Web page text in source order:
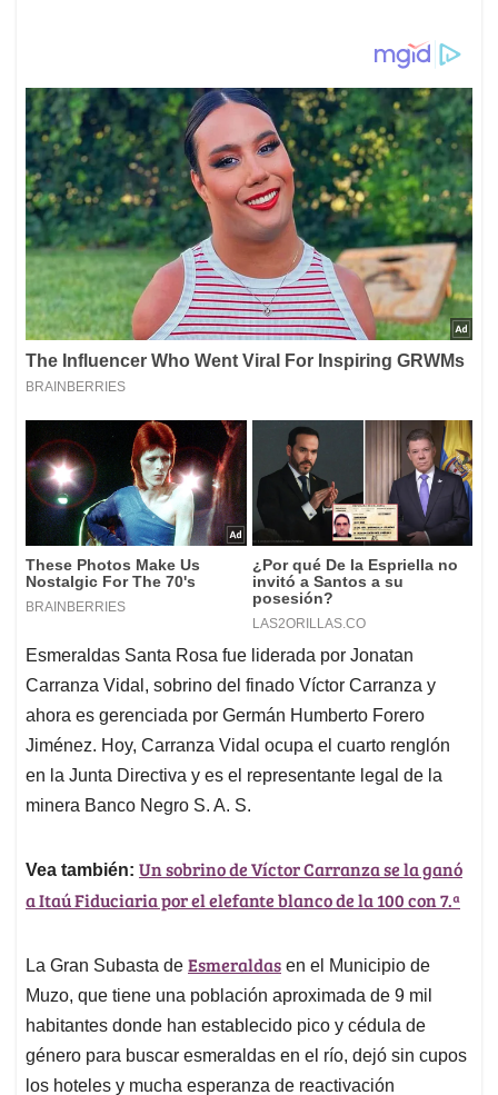
Esmeraldas Santa Rosa fue liderada por Jonatan
Carranza Vidal, sobrino del finado Víctor Carranza y
ahora es gerenciada por Germán Humberto Forero
Jiménez. Hoy, Carranza Vidal ocupa el cuarto renglón
en la Junta Directiva y es el representante legal de la
minera Banco Negro S. A. S.
Vea también: Un sobrino de Víctor Carranza se la ganó
a Itaú Fiduciaria por el elefante blanco de la 100 con 7.ª
La Gran Subasta de Esmeraldas en el Municipio de
Muzo, que tiene una población aproximada de 9 mil
habitantes donde han establecido pico y cédula de
género para buscar esmeraldas en el río, dejó sin cupos
los hoteles y mucha esperanza de reactivación